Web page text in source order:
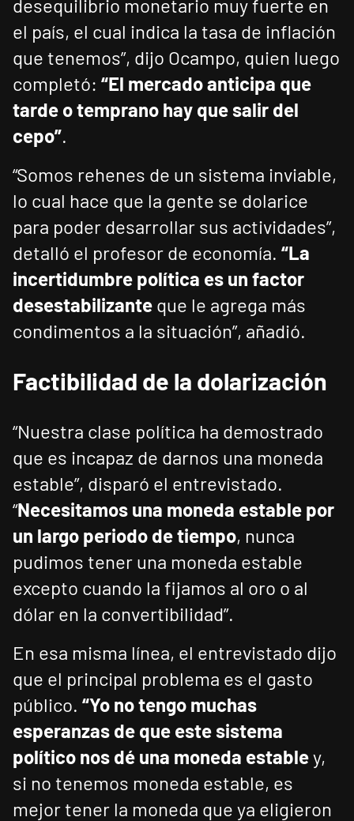
desequilibrio monetario muy fuerte en
el país, el cual indica la tasa de inflación
que tenemos”, dijo Ocampo, quien luego
completó: “El mercado anticipa que
tarde o temprano hay que salir del
cepo”.
“Somos rehenes de un sistema inviable,
lo cual hace que la gente se dolarice
para poder desarrollar sus actividades”,
detalló el profesor de economía. “La
incertidumbre política es un factor
desestabilizante que le agrega más
condimentos a la situación”, añadió.
Factibilidad de la dolarización
“Nuestra clase política ha demostrado
que es incapaz de darnos una moneda
estable”, disparó el entrevistado.
“Necesitamos una moneda estable por
un largo periodo de tiempo, nunca
pudimos tener una moneda estable
excepto cuando la fijamos al oro o al
dólar en la convertibilidad”.
En esa misma línea, el entrevistado dijo
que el principal problema es el gasto
público. “Yo no tengo muchas
esperanzas de que este sistema
político nos dé una moneda establey,
si no tenemos moneda estable, es
mejor tener la moneda que ya eligieron